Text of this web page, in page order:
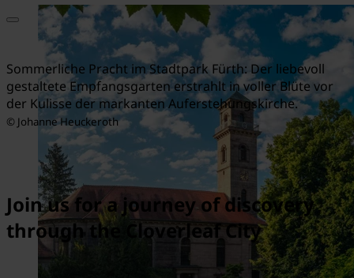
Sommerliche Pracht im Stadtpark Fürth: Der liebevoll
gestaltete Empfangsgarten erstrahlt in voller Blüte vor
der Kulisse der markanten Auferstehungskirche.
© Johanne Heuckeroth
Join us for a journey of discovery
through the Cloverleaf City